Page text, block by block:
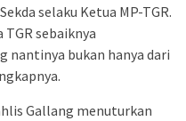
selaku Ketua MP-TGR.
sebaiknya
nantinya bukan hanya dari
Gallang menuturkan